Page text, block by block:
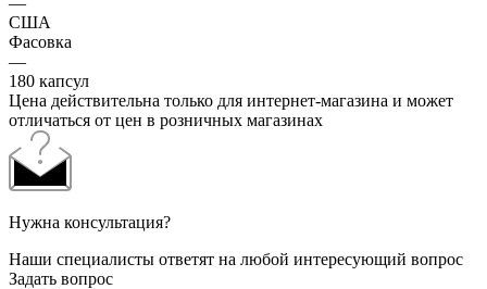
США
Фасовка
—
180 капсул
Цена действительна только для интернет-магазина и может
отличаться от цен в розничных магазинах
Нужна консультация?
Наши специалисты ответят на любой интересующий вопрос
Задать вопрос